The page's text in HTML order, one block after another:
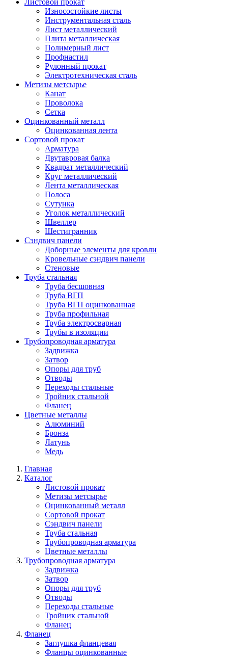
Листовой прокат
Износостойкие листы
Инструментальная сталь
Лист металлический
Плита металлическая
Полимерный лист
Профнастил
Рулонный прокат
Электротехническая сталь
Метизы метсырье
Канат
Проволока
Сетка
Оцинкованный металл
Оцинкованная лента
Сортовой прокат
Арматура
Двутавровая балка
Квадрат металлический
Круг металлический
Лента металлическая
Полоса
Сутунка
Уголок металлический
Швеллер
Шестигранник
Сэндвич панели
Доборные элементы для кровли
Кровельные сэндвич панели
Стеновые
Труба стальная
Труба бесшовная
Труба ВГП
Труба ВГП оцинкованная
Труба профильная
Труба электросварная
Трубы в изоляции
Трубопроводная арматура
Задвижка
Затвор
Опоры для труб
Отводы
Переходы стальные
Тройник стальной
Фланец
Цветные металлы
Алюминий
Бронза
Латунь
Медь
Главная
Каталог
Листовой прокат
Метизы метсырье
Оцинкованный металл
Сортовой прокат
Сэндвич панели
Труба стальная
Трубопроводная арматура
Цветные металлы
Трубопроводная арматура
Задвижка
Затвор
Опоры для труб
Отводы
Переходы стальные
Тройник стальной
Фланец
Фланец
Заглушка фланцевая
Фланцы оцинкованные